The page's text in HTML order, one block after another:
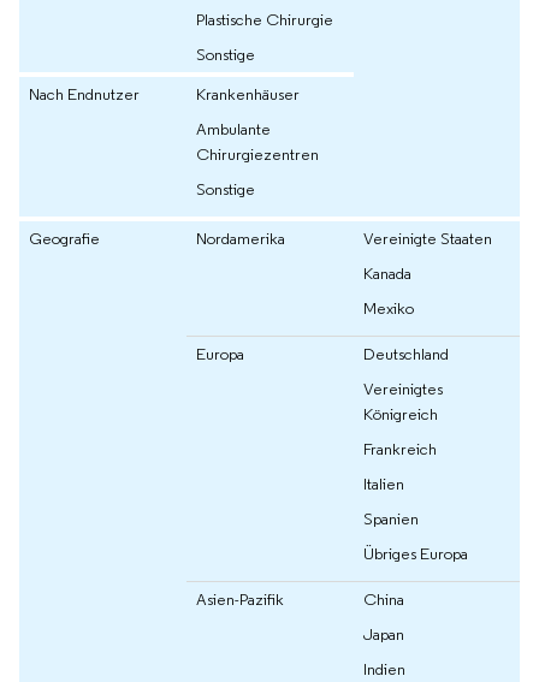
Plastische Chirurgie
Sonstige
Nach Endnutzer
Krankenhäuser
Ambulante
Chirurgiezentren
Sonstige
Geografie Nordamerika
Vereinigte Staaten
Kanada
Mexiko
Europa
Deutschland
Vereinigtes
Königreich
Frankreich
Italien
Spanien
Übriges Europa
Asien-Pazifik
China
Japan
Indien